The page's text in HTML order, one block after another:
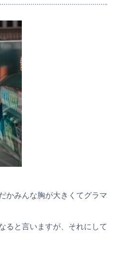
かみんな胸が大きくてグラマ
ると言いますが、それにして